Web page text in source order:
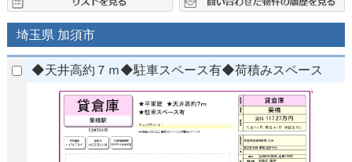
埼玉県 加須市
◆天井高約７ｍ◆駐車スペース有◆荷積みスペース